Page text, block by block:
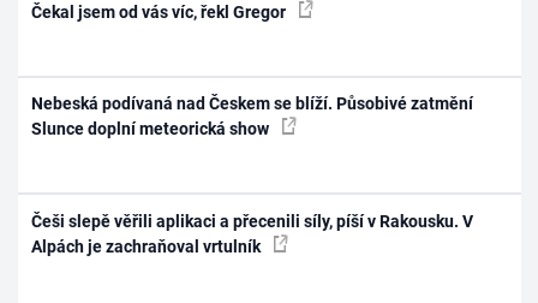
Čekal jsem od vás víc, řekl Gregor
Nebeská podívaná nad Českem se blíží. Působivé zatmění
Slunce doplní meteorická show
Češi slepě věřili aplikaci a přecenili síly, píší v Rakousku. V
Alpách je zachraňoval vrtulník